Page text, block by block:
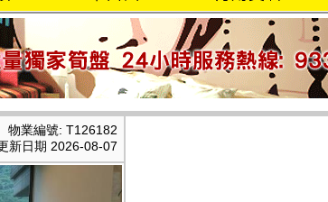
物業編號: T126182
新日期 2026-08-07